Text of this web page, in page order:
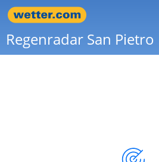
Regenradar San Pietro